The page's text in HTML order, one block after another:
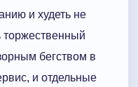
и худеть не
торжественный
бегством в
и отдельные